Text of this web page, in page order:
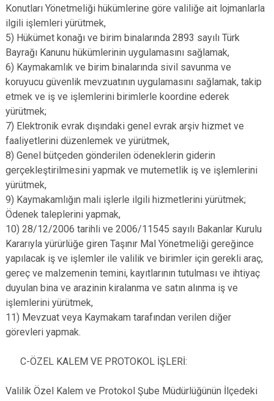
Konutları Yönetmeliği hükümlerine göre valiliğe ait lojmanlarla
ilgili işlemleri yürütmek,
5) Hükümet konağı ve birim binalarında 2893 sayılı Türk
Bayrağı Kanunu hükümlerinin uygulamasını sağlamak,
6) Kaymakamlık ve birim binalarında sivil savunma ve
koruyucu güvenlik mevzuatının uygulamasını sağlamak, takip
etmek ve iş ve işlemlerini birimlerle koordine ederek
yürütmek;
7) Elektronik evrak dışındaki genel evrak arşiv hizmet ve
faaliyetlerini düzenlemek ve yürütmek,
8) Genel bütçeden gönderilen ödeneklerin giderin
gerçekleştirilmesini yapmak ve mutemetlik iş ve işlemlerini
yürütmek,
9) Kaymakamlığın mali işlerle ilgili hizmetlerini yürütmek;
Ödenek taleplerini yapmak,
10) 28/12/2006 tarihli ve 2006/11545 sayılı Bakanlar Kurulu
Kararıyla yürürlüğe giren Taşınır Mal Yönetmeliği gereğince
yapılacak iş ve işlemler ile valilik ve birimler için gerekli araç,
gereç ve malzemenin temini, kayıtlarının tutulması ve ihtiyaç
duyulan bina ve arazinin kiralanma ve satın alınma iş ve
işlemlerini yürütmek,
11) Mevzuat veya Kaymakam tarafından verilen diğer
görevleri yapmak.
C-ÖZEL KALEM VE PROTOKOL İŞLERİ:
Valilik Özel Kalem ve Protokol Şube Müdürlüğünün İlçedeki